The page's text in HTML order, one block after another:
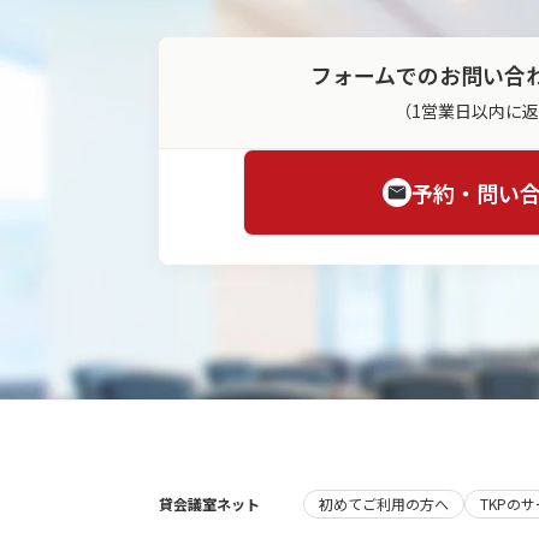
フォームでのお問い合
（1営業日以内に
予約・問い
貸会議室ネット 初めてご利用の方へ TKPの